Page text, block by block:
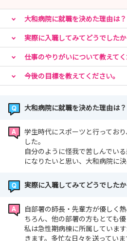
【お問い合わせ先】
明理会東京大和病院
TEL:03-5943-2431 （総務課直通）
Email:recruit.yamato@ims.gr.jp
採用担当： 総務課 伊部・遠藤
大和病院に就職を決めた理由は？
実際に入職してみてどうでしたか
仕事のやりがいについて教えてく
今後の目標を教えてください。
大和病院に就職を決めた理由は？
学生時代にスポーツと行ってお
した。
自分のように怪我で苦しんでい
になりたいと思い、大和病院に決
実際に入職してみてどうでしたか
自部署の師長・先輩方が優しく
ちろん、他の部署の方もとても
私は急性期病棟に所属していま
きます。多忙な日々を送ってい